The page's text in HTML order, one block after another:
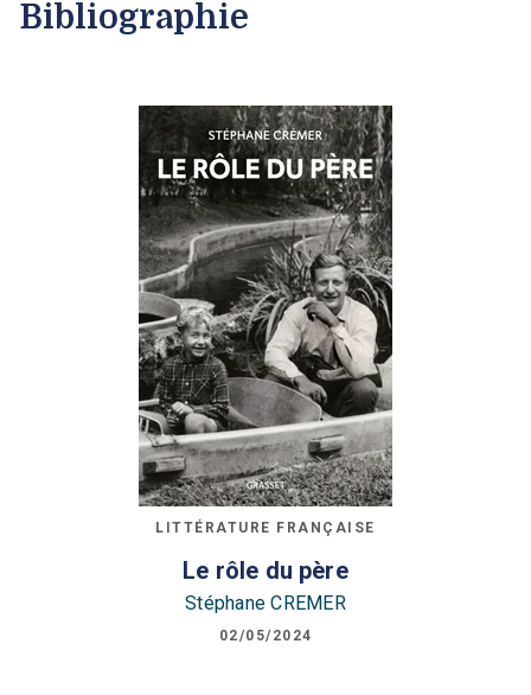
Bibliographie
LITTÉRATURE FRANÇAISE
Le rôle du père
Stéphane CREMER
02/05/2024